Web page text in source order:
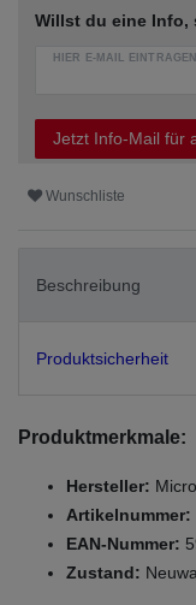
Willst du eine Info,
HIER E-MAIL EINTRAGEN
Jetzt Info-Mail für
Wunschliste
Beschreibung
Produktsicherheit
Produktmerkmale:
Hersteller:
Artikelnummer:
EAN-Nummer:
Zustand: